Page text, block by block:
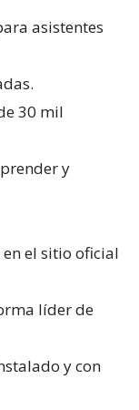
asistentes
30 mil
y
el sitio oficial
líder de
y con